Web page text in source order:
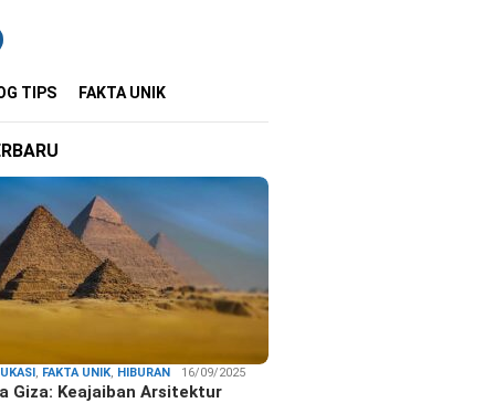
TIPS FAKTA UNIK
, FAKTA UNIK, HIBURAN 16/09/2025
Giza: Keajaiban Arsitektur